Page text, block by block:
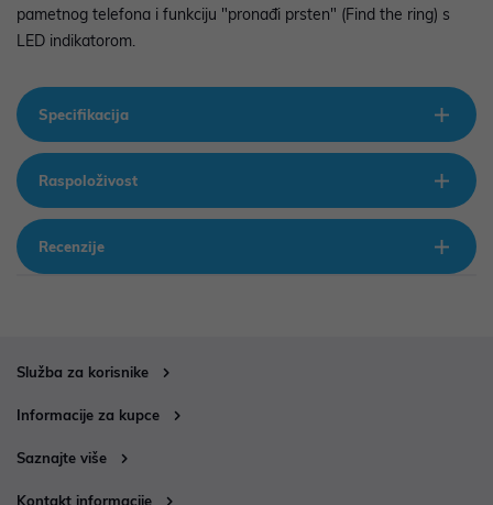
pametnog telefona i funkciju "pronađi prsten" (Find the ring) s
LED indikatorom.
Specifikacija
Raspoloživost
Recenzije
Služba za korisnike
Informacije za kupce
Saznajte više
Kontakt informacije